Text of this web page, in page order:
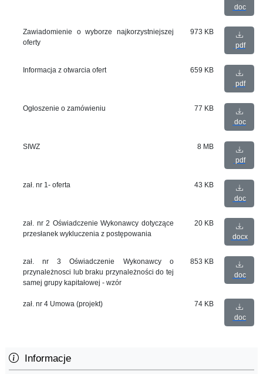
doc
Zawiadomienie o wyborze najkorzystniejszej
oferty
973 KB
pdf
Informacja z otwarcia ofert
659 KB
pdf
Ogłoszenie o zamówieniu
77 KB
doc
SIWZ
8 MB
pdf
zał. nr 1- oferta
43 KB
doc
zał. nr 2 Oświadczenie Wykonawcy dotyczące
przesłanek wykluczenia z postępowania
20 KB
docx
zał. nr 3 Oświadczenie Wykonawcy o
przynależnosci lub braku przynależności do tej
samej grupy kapitałowej - wzór
853 KB
doc
zał. nr 4 Umowa (projekt)
74 KB
doc
Informacje